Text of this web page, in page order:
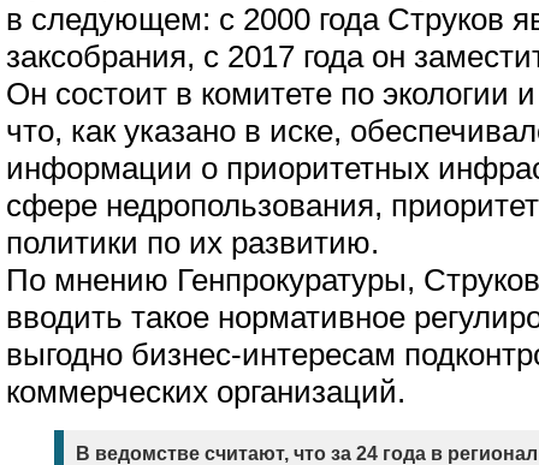
в следующем: с 2000 года Струков
заксобрания, с 2017 года он
Он состоит в комитете по экологии
что, как указано в иске,
информации о приоритетных
сфере недропользования,
политики по их развитию.
По мнению Генпрокуратуры,
вводить такое нормативное
выгодно бизнес-интересам
коммерческих организаций.
В ведомстве считают, что за 24 года в